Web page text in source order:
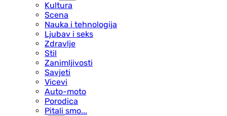
Kultura
Scena
Nauka i tehnologija
Ljubav i seks
Zdravlje
Stil
Zanimljivosti
Savjeti
Vicevi
Auto-moto
Porodica
Pitali smo...